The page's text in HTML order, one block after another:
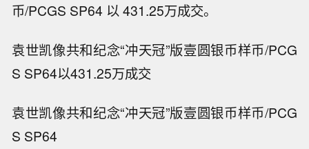
币/PCGS SP64 以 431.25万成交。
袁世凯像共和纪念“冲天冠”版壹圆银币样币/PCG
S SP64以431.25万成交
袁世凯像共和纪念“冲天冠”版壹圆银币样币/PCG
S SP64